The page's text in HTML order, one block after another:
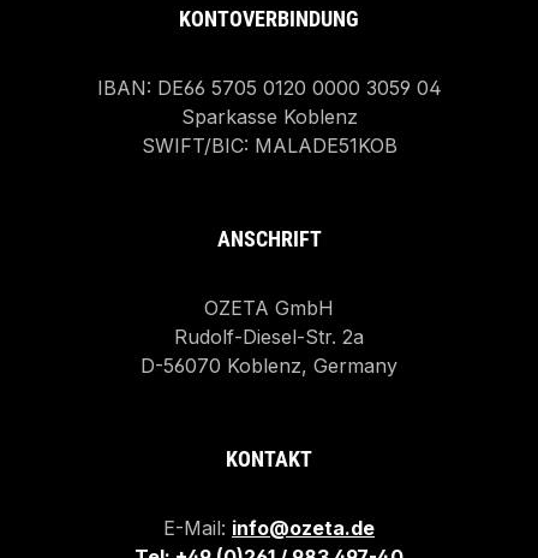
KONTOVERBINDUNG
IBAN: DE66 5705 0120 0000 3059 04
Sparkasse Koblenz
SWIFT/BIC: MALADE51KOB
ANSCHRIFT
OZETA GmbH
Rudolf-Diesel-Str. 2a
D-56070 Koblenz, Germany
KONTAKT
E-Mail: info@ozeta.de